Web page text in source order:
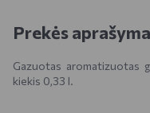
Prekės
Gazuotas aromatizuotas
kiekis 0,33 l.